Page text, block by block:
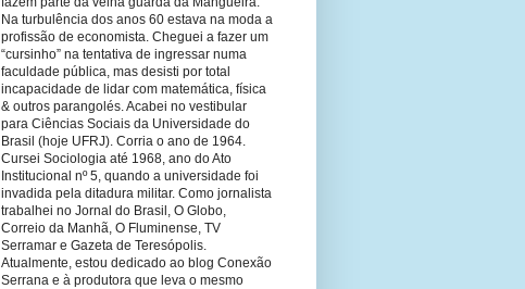
Na turbulência dos anos 60 estava na moda a
profissão de economista. Cheguei a fazer um
“cursinho” na tentativa de ingressar numa
faculdade pública, mas desisti por total
incapacidade de lidar com matemática, física
& outros parangolés. Acabei no vestibular
para Ciências Sociais da Universidade do
Brasil (hoje UFRJ). Corria o ano de 1964.
Cursei Sociologia até 1968, ano do Ato
Institucional nº 5, quando a universidade foi
invadida pela ditadura militar. Como jornalista
trabalhei no Jornal do Brasil, O Globo,
Correio da Manhã, O Fluminense, TV
Serramar e Gazeta de Teresópolis.
Atualmente, estou dedicado ao blog Conexão
Serrana e à produtora que leva o mesmo